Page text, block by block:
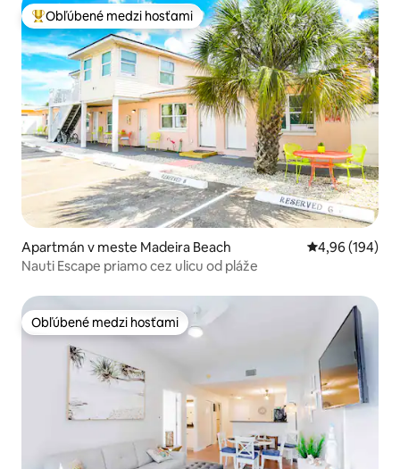
Najobľúbenejšie medzi hosťami
Obľúbené medzi hosťami
Apartmán v meste Madeira Beach Priemerné
4,96 (194)
Nauti Escape priamo cez ulicu od pláže
Obľúbené medzi hosťami
Obľúbené medzi hosťami